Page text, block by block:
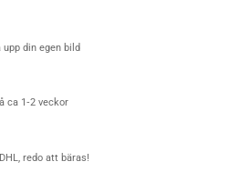
din egen bild
ca 1‑2 veckor
redo att bäras!